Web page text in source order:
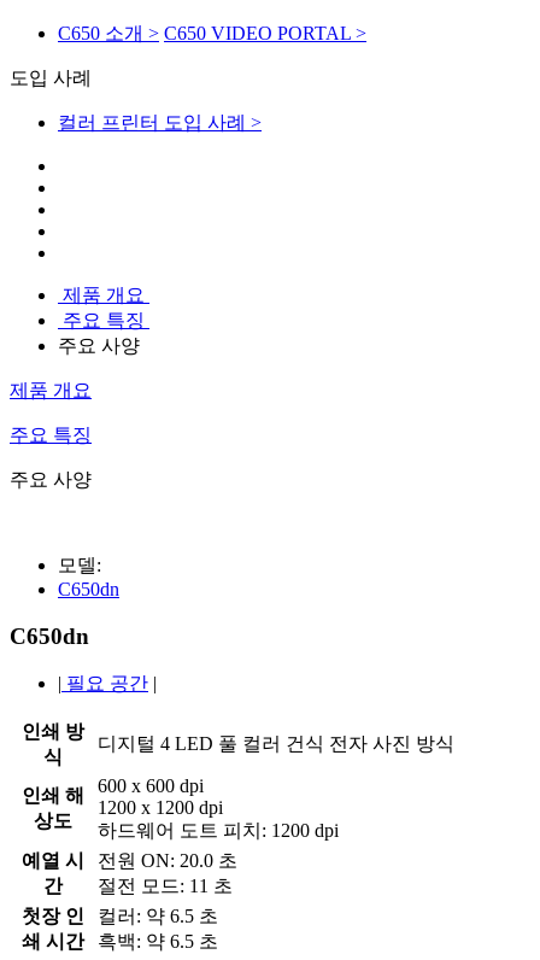
C650 소개 > C650 VIDEO PORTAL >
도입 사례
컬러 프린터 도입 사례 >
제품 개요
주요 특징
주요 사양
제품 개요
주요 특징
주요 사양
모델:
C650dn
C650dn
| 필요 공간 |
인쇄 방
식
디지털 4 LED 풀 컬러 건식 전자 사진 방식
인쇄 해
상도
600 x 600 dpi
1200 x 1200 dpi
하드웨어 도트 피치: 1200 dpi
예열 시
간
전원 ON: 20.0 초
절전 모드: 11 초
첫장 인
쇄 시간
컬러: 약 6.5 초
흑백: 약 6.5 초